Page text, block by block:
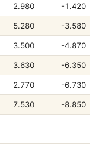
2.980 -1.420
5.280 -3.580
3.500 -4.870
3.630 -6.350
2.770 -6.730
7.530 -8.850